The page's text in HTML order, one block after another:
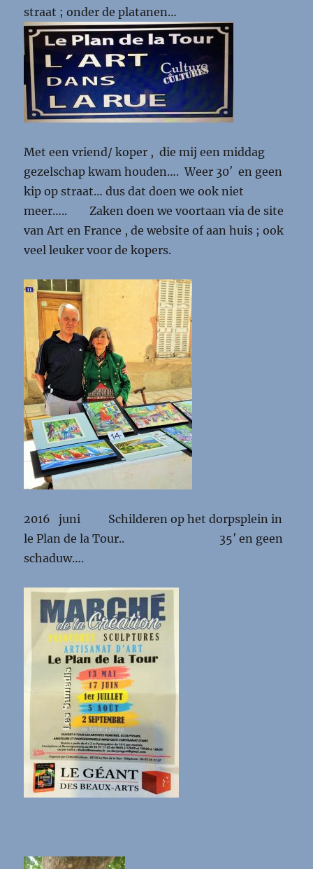
straat ; onder de platanen…
Met een vriend/ koper , die mij een middag
gezelschap kwam houden…. Weer 30′ en geen
kip op straat… dus dat doen we ook niet
meer….. Zaken doen we voortaan via de site
van Art en France , de website of aan huis ; ook
veel leuker voor de kopers.
2016 juni Schilderen op het dorpsplein in
le Plan de la Tour.. 35′ en geen
schaduw….